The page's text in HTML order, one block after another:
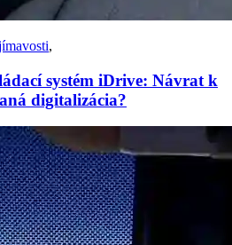
,
systém iDrive: Návrat k
digitalizácia?